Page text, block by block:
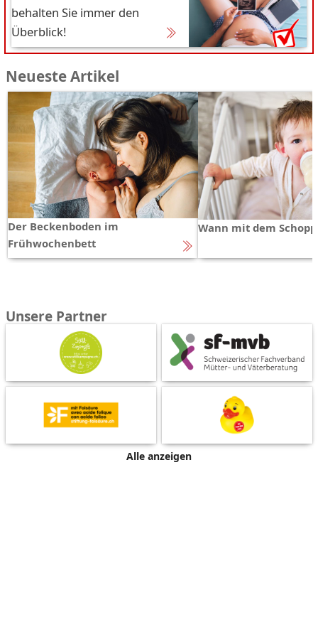
behalten Sie immer den
Überblick!
Neueste Artikel
Der Beckenboden im
Frühwochenbett
Wann mit dem
Unsere Partner
Alle anzeigen